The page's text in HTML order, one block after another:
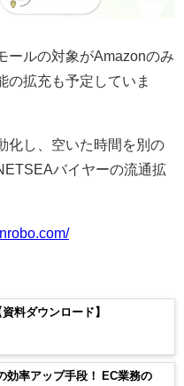
ールの対象がAmazonのみ
の拡充も予定していま
化し、空いた時間を別の
バイヤーの流通拡
料ダウンロード】
効率アップ手段！ EC業務の